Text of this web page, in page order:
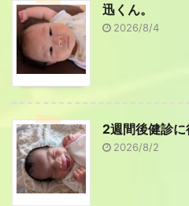
迅くん。
2026/8/4
2週間後健診に
2026/8/2